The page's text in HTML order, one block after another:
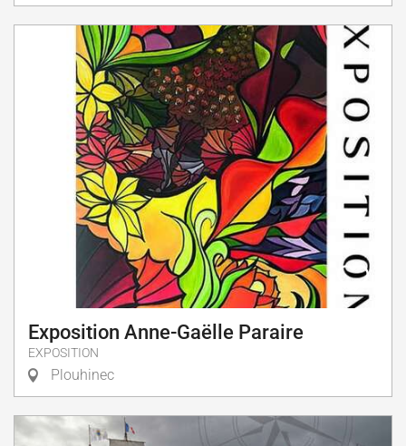
Exposition Anne-Gaëlle Paraire
EXPOSITION
Plouhinec